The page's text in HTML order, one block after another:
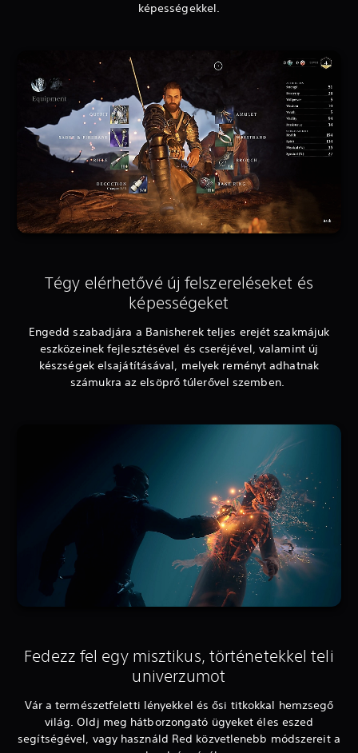
képességekkel.
Tégy elérhetővé új felszereléseket és
képességeket
Engedd szabadjára a Banisherek teljes erejét szakmájuk
eszközeinek fejlesztésével és cseréjével, valamint új
készségek elsajátításával, melyek reményt adhatnak
számukra az elsöprő túlerővel szemben.
Fedezz fel egy misztikus, történetekkel teli
univerzumot
Vár a természetfeletti lényekkel és ősi titkokkal hemzsegő
világ. Oldj meg hátborzongató ügyeket éles eszed
segítségével, vagy használd Red közvetlenebb módszereit a